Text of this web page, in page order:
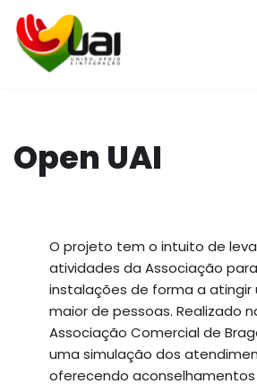
Pular
para
Open UAI
O projeto tem o intuito de
atividades da Associação
instalações de forma a atingir
maior de pessoas. Realizado
Associação Comercial de
uma simulação dos
oferecendo